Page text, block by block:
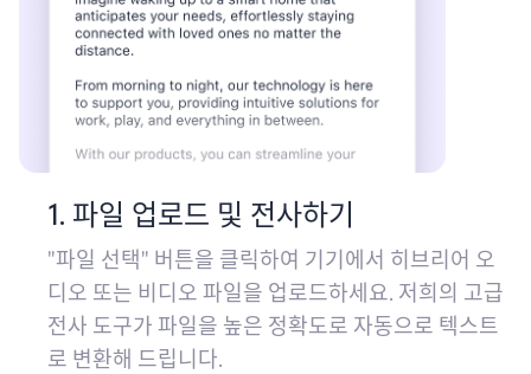
1. 파일 업로드 및 전사하기
"파일 선택" 버튼을 클릭하여 기기에서 히브리어 오
디오 또는 비디오 파일을 업로드하세요. 저희의 고급
전사 도구가 파일을 높은 정확도로 자동으로 텍스트
로 변환해 드립니다.